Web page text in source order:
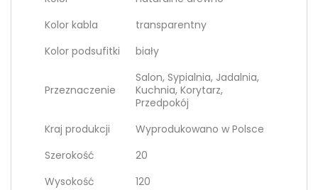
Kolor kabla
transparentny
Kolor podsufitki
biały
Przeznaczenie
Salon, Sypialnia, Jadalnia,
Kuchnia, Korytarz,
Przedpokój
Kraj produkcji
Wyprodukowano w Polsce
Szerokość
20
Wysokość
120